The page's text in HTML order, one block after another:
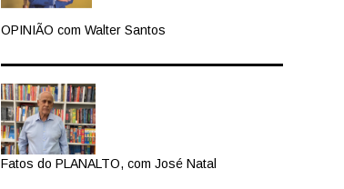
OPINIÃO com Walter Santos
Fatos do PLANALTO, com José Natal